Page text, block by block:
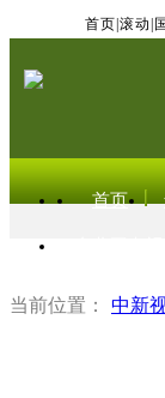
首页 滚动
首页
当前位置： 中新